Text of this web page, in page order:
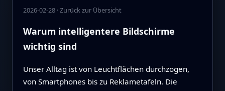
2026-02-28·Zurück zur Übersicht
Warum intelligentere Bildschirme
wichtig sind
Unser Alltag ist von Leuchtflächen durchzogen,
von Smartphones bis zu Reklametafeln. Die